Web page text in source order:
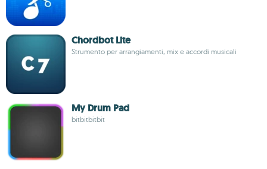
Chordbot Lite
Strumento per arrangiamenti, mix e accordi musicali
My Drum Pad
bitbitbitbit